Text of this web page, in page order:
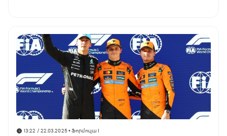
13:22 / 22.03.2025• Ֆորմուլա 1